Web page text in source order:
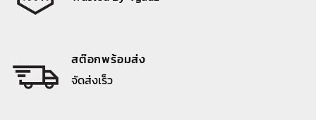
สต๊อกพร้อมส่ง
จัดส่งเร็ว